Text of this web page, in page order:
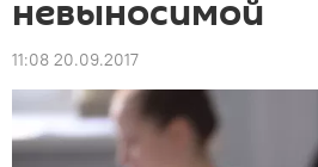
невыносимой
11:08 20.09.2017